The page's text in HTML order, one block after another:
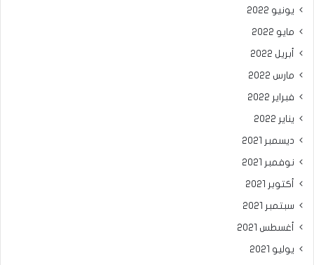
يونيو 2022
مايو 2022
أبريل 2022
مارس 2022
فبراير 2022
يناير 2022
ديسمبر 2021
نوفمبر 2021
أكتوبر 2021
سبتمبر 2021
أغسطس 2021
يوليو 2021